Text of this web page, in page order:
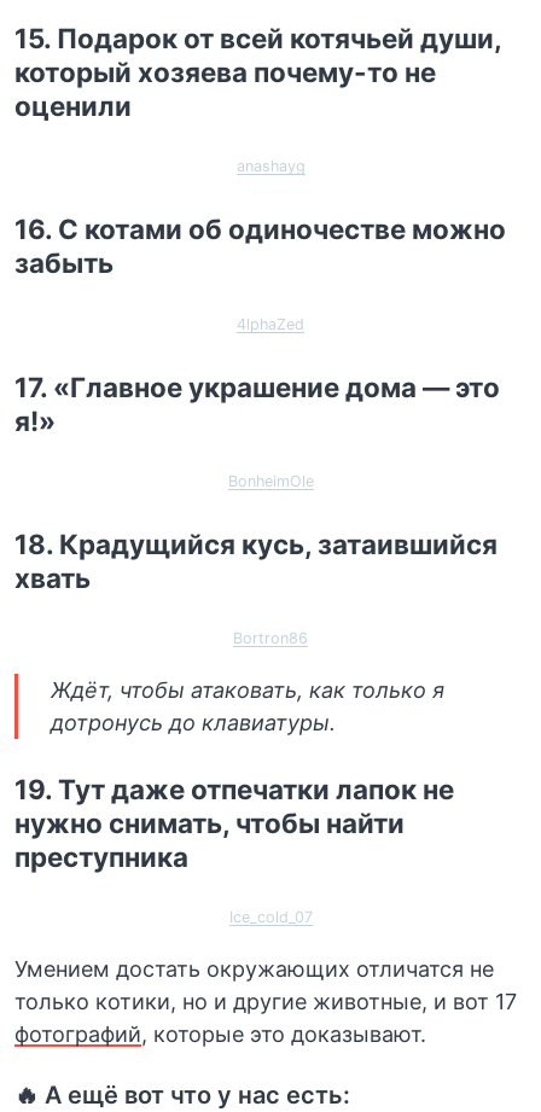
15. Подарок от всей котячьей души,
который хозяева почему-то не
оценили
anashayg
16. С котами об одиночестве можно
забыть
4lphaZed
17. «Главное украшение дома — это
я!»
BonheimOle
18. Крадущийся кусь, затаившийся
хвать
Bortron86
Ждёт, чтобы атаковать, как только я
дотронусь до клавиатуры.
19. Тут даже отпечатки лапок не
нужно снимать, чтобы найти
преступника
Ice_cold_07
Умением достать окружающих отличатся не
только котики, но и другие животные, и вот 17
фотографий, которые это доказывают.
🔥 А ещё вот что у нас есть: